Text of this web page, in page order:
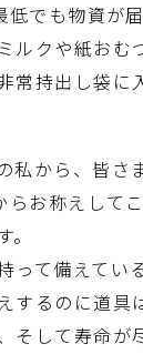
でも物資が
ルクや紙お
常持出し袋
私から、皆さ
お称えして
て備えてい
するのに道
そして寿命